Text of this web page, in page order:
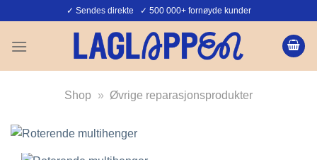
content
✓ Sendes direkte ✓ 500 000+ fornøyde kunder
Shop » Øvrige reparasjonsprodukter